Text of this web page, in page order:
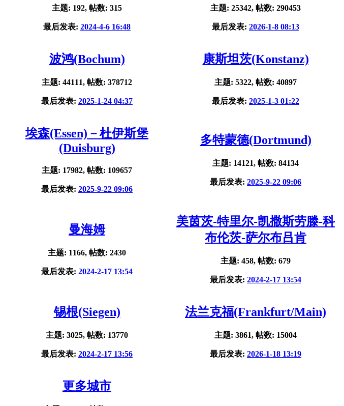
主题: 192, 帖数: 315
最后发表: 2024-4-6 16:48
主题: 25342, 帖数: 290453
最后发表: 2026-1-8 08:13
波鸿(Bochum)
主题: 44111, 帖数: 378712
最后发表: 2025-1-24 04:37
康斯坦茨(Konstanz)
主题: 5322, 帖数: 40897
最后发表: 2025-1-3 01:22
埃森(Essen)－杜伊斯堡
(Duisburg)
主题: 17982, 帖数: 109657
最后发表: 2025-9-22 09:06
多特蒙德(Dortmund)
主题: 14121, 帖数: 84134
最后发表: 2025-9-22 09:06
曼海姆
主题: 1166, 帖数: 2430
最后发表: 2024-2-17 13:54
美茵茨-特里尔-凯撒斯劳滕-科
布伦茨-萨尔布吕肯
主题: 458, 帖数: 679
最后发表: 2024-2-17 13:54
锡根(Siegen)
主题: 3025, 帖数: 13770
最后发表: 2024-2-17 13:56
法兰克福(Frankfurt/Main)
主题: 3861, 帖数: 15004
最后发表: 2026-1-18 13:19
更多城市